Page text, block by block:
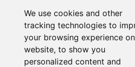
We use cookies and other
tracking technologies to
your browsing experience
website, to show you
personalized content and
FEEDBACK
CHAT